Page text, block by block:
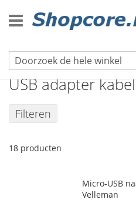
naar
de
Kabels & Elektra
USB adapter
Filteren
18 producten
Micro-USB
Velleman